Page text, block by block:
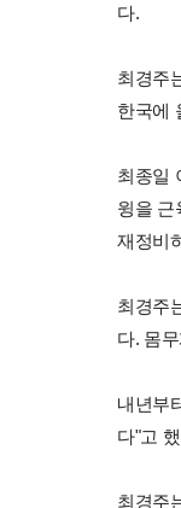
다.
최경주
한국에
최종일
윙을 근
재정비
최경주
다. 몸
내년부
다"고
최경주